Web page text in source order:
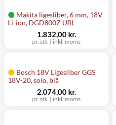
Makita ligesliber, 6 mm, 18V
Li-ion, DGD800Z UBL
pr. stk. | inkl. moms
1.832,00 kr.
Bosch 18V Ligesliber GGS
18V-20, solo, blå
pr. stk. | inkl. moms
2.074,00 kr.